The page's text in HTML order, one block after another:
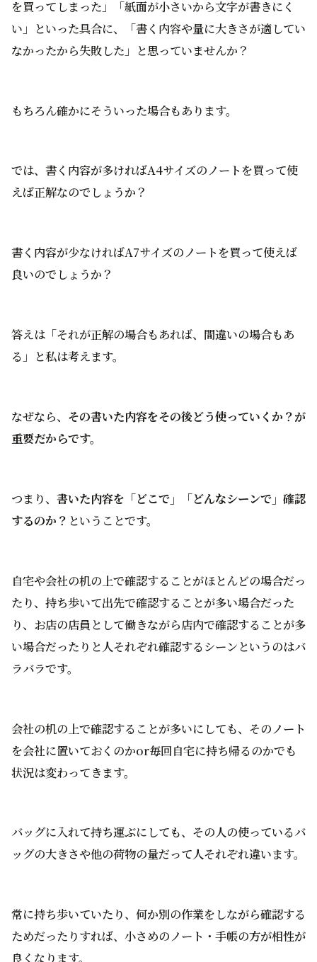
を買ってしまった」「紙面が小さいから文字が書きにく
い」といった具合に、「書く内容や量に大きさが適してい
なかったから失敗した」と思っていませんか？
もちろん確かにそういった場合もあります。
では、書く内容が多ければA4サイズのノートを買って使
えば正解なのでしょうか？
書く内容が少なければA7サイズのノートを買って使えば
良いのでしょうか？
答えは「それが正解の場合もあれば、間違いの場合もあ
る」と私は考えます。
なぜなら、 その書いた内容をその後どう使っていくか？が
重要だからです。
つまり、 書いた内容を「どこで」「どんなシーンで」確認
するのか？ ということです。
自宅や会社の机の上で確認することがほとんどの場合だっ
たり、持ち歩いて出先で確認することが多い場合だった
り、お店の店員として働きながら店内で確認することが多
い場合だったりと人それぞれ確認するシーンというのはバ
ラバラです。
会社の机の上で確認することが多いにしても、そのノート
を会社に置いておくのかor毎回自宅に持ち帰るのかでも
状況は変わってきます。
バッグに入れて持ち運ぶにしても、その人の使っているバ
ッグの大きさや他の荷物の量だって人それぞれ違います。
常に持ち歩いていたり、何か別の作業をしながら確認する
ためだったりすれば、小さめのノート・手帳の方が相性が
良くなります。